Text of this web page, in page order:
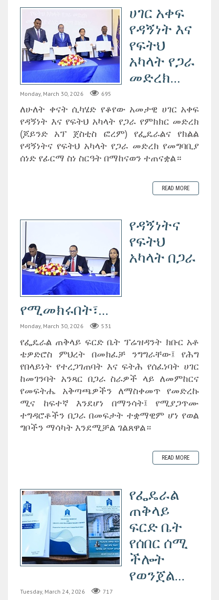
ሀገር አቀፍ
የዳኝነት እና
የፍትህ
አካላት የጋራ
መድረክ...
Monday, March 30, 2026 695
ለሁለት ቀናት ሲካሄድ የቆየው አመታዊ ሀገር አቀፍ
የዳኝነት እና የፍትህ አካላት የጋራ የምክክር መድረክ
(ጆይንድ አፕ ጀስቲስ ፎረም) የፌዴራልና የክልል
የዳኝነትና የፍትህ አካላት የጋራ መድረክ የመግባቢያ
ሰነድ የፊርማ ስነ ስርዓት በማከናወን ተጠናቋል።
READ MORE
የዳኝነትና
የፍትህ
አካላት በጋራ
የሚመክሩበት፣...
Monday, March 30, 2026 531
የፌዴራል ጠቅላይ ፍርድ ቤት ፕሬዝዳንት ክቡር አቶ
ቴዎድሮስ ምህረት በመክፈቻ ንግግራቸው፤ የሕግ
የበላይነት የተረጋገጠባት እና ፍትሕ የሰፈነባት ሀገር
ከመገንባት አንጻር በጋራ ስራዎች ላይ ለመምከርና
የመፍትሔ አቅጣጫዎችን ለማስቀመጥ የመድረኩ
ሚና ከፍተኛ እንደሆነ በማንሳት፤ የሚያጋጥሙ
ተግዳሮቶችን በጋራ በመፍታት ተቋማዊም ሆነ የወል
ግቦችን ማሳካት እንደሚቻል ገልጸዋል።
READ MORE
የፌዴራል
ጠቅላይ
ፍርድ ቤት
የሰበር ሰሚ
ችሎት
የወንጀል...
Tuesday, March 24, 2026 717